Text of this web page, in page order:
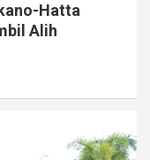
Hatta
Alih